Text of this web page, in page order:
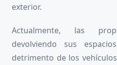
exterior.
Actualmente, las
devolviendo sus
detrimento de los